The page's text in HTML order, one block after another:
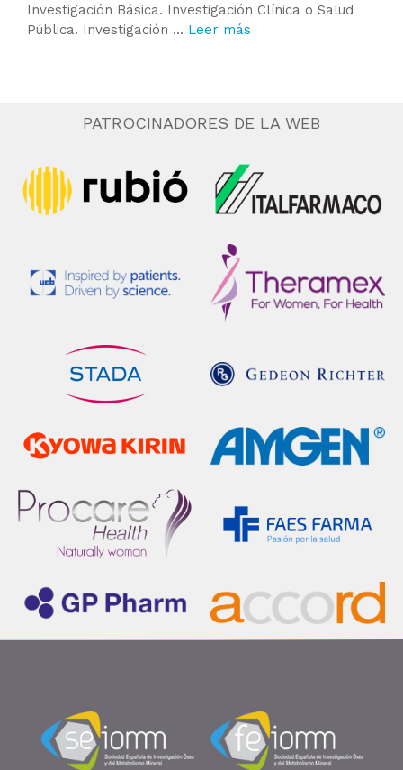
Investigación Básica. Investigación Clínica o Salud
Pública. Investigación … Leer más
PATROCINADORES DE LA WEB